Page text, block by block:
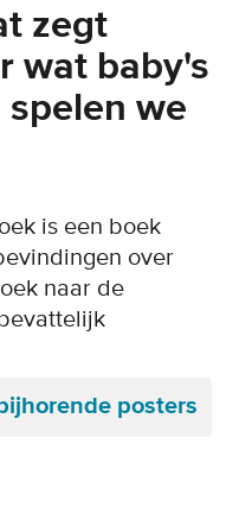
zegt
wat baby's
we
is een boek
over
naar de
posters